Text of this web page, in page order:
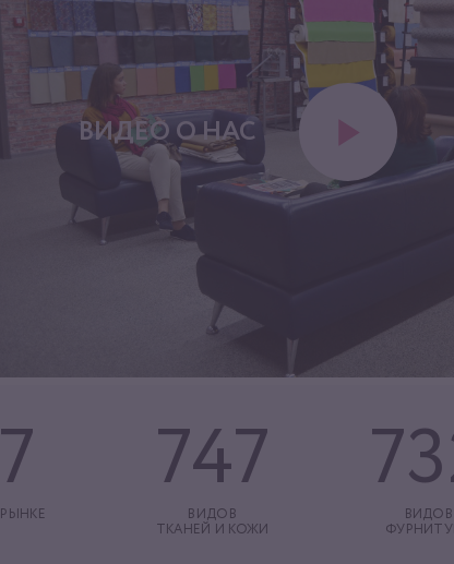
ВИДЕО О НАС
747
ВИДОВ
ТКАНЕЙ И КОЖИ
ВИДОВ